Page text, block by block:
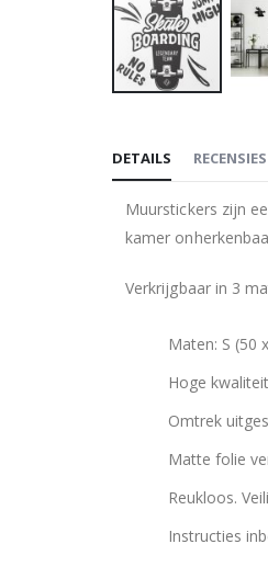
het
van
de
gallerij
DETAILS
Muurstickers zijn
kamer
Verkrijgbaar in 3
Maten: S (50
Hoge
Omtrek
Matte folie
Reukloos.
Instructies
RECENSIES